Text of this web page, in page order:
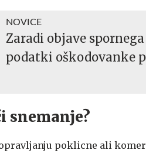
NOVICE
Zaradi objave
podatki oškodovanke
snemanje?
opravljanju poklicne ali